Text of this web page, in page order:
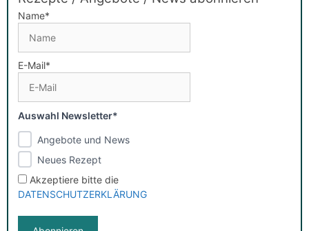
Name*
E-Mail*
Auswahl Newsletter*
Angebote und News
Neues Rezept
Akzeptiere bitte die
DATENSCHUTZERKLÄRUNG